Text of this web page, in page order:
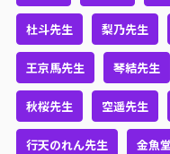
杜斗先生 梨乃先生
王京馬先生 琴結先生
秋桜先生 空遥先生
行天のれん先生 金魚堂